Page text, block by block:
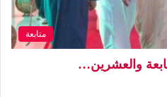
متابعة
والعشرين…